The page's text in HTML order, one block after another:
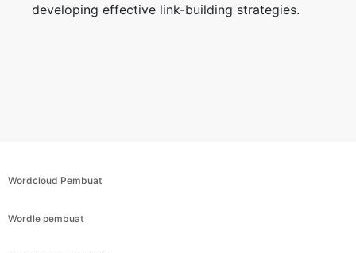
developing effective link-building strategies.
Wordcloud Pembuat
Wordle pembuat